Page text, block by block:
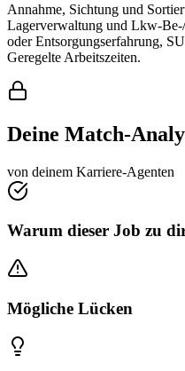
Annahme, Sichtung und
Lagerverwaltung und Lkw-
oder Entsorgungserfahrung,
Geregelte Arbeitszeiten.
Deine Match-
von deinem Karriere-Agenten
Warum dieser Job zu
Mögliche Lücken